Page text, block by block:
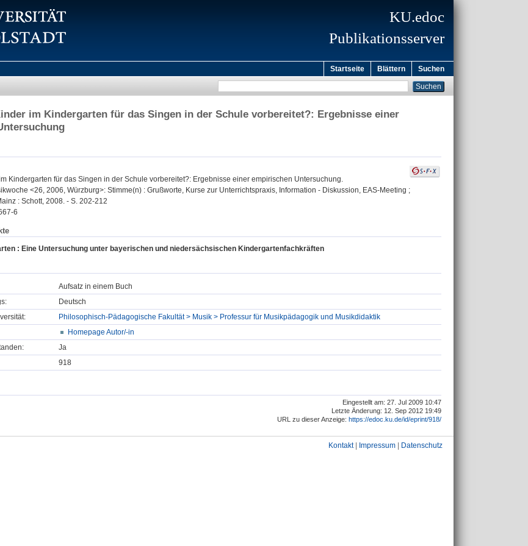
KU.edoc
Publikationsserver
Startseite Blättern Suchen
im Kindergarten für das Singen in der Schule vorbereitet?: Ergebnisse einer
Kindergarten für das Singen in der Schule vorbereitet?: Ergebnisse einer empirischen Untersuchung.
<26, 2006, Würzburg>: Stimme(n) : Grußworte, Kurse zur Unterrichtspraxis, Information - Diskussion, EAS-Meeting ;
: Schott, 2008. - S. 202-212
6
: Eine Untersuchung unter bayerischen und niedersächsischen Kindergartenfachkräften
Aufsatz in einem Buch
Deutsch
Philosophisch-Pädagogische Fakultät > Musik > Professur für Musikpädagogik und Musikdidaktik
Homepage Autor/-in
Ja
918
Eingestellt am: 27. Jul 2009 10:47
Letzte Änderung: 12. Sep 2012 19:49
URL zu dieser Anzeige: https://edoc.ku.de/id/eprint/918/
Kontakt| Impressum Datenschutz